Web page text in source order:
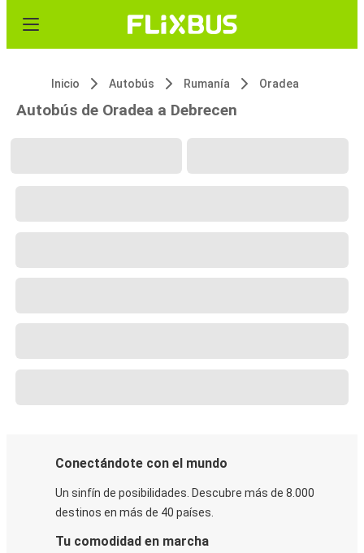
Inicio Autobús Rumanía Oradea
Autobús de Oradea a Debrecen
Conectándote con el mundo
Un sinfín de posibilidades. Descubre más de 8.000
destinos en más de 40 países.
Tu comodidad en marcha